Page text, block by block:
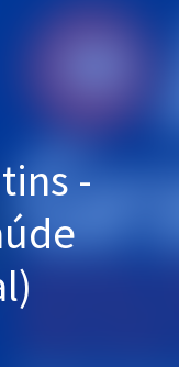
-